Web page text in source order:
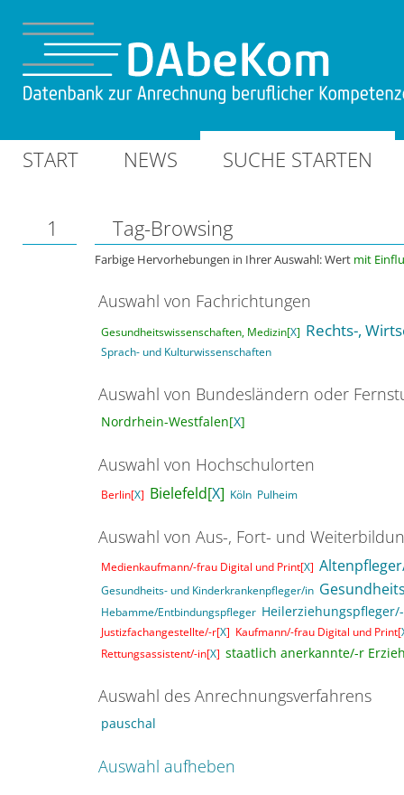
START NEWS SUCHE STARTEN
1 Tag-Browsing
Farbige Hervorhebungen in Ihrer Auswahl: Wert mit
Auswahl von Fachrichtungen
Gesundheitswissenschaften, Medizin[X] Rechts-,
Sprach- und Kulturwissenschaften
Auswahl von Bundesländern oder
Nordrhein-Westfalen[X]
Auswahl von Hochschulorten
Berlin[X] Bielefeld[X] Köln Pulheim
Auswahl von Aus-, Fort- und
Medienkaufmann/-frau Digital und Print[X]
Gesundheits- und Kinderkrankenpfleger/in
Hebamme/Entbindungspfleger
Justizfachangestellte/-r[X] Kaufmann/-frau Digital und Print[
Rettungsassistent/-in[X] staatlich anerkannte/-r
Auswahl des Anrechnungsverfahrens
pauschal
Auswahl aufheben